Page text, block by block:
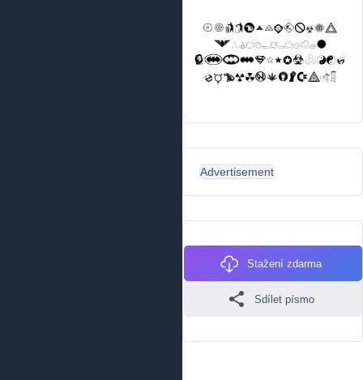
Advertisement
Stažení zdarma
Sdílet písmo